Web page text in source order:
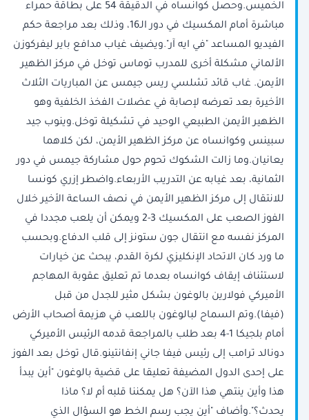
الخميس.وحصل كوانساه في الدقيقة 54 على بطاقة حمراء
مباشرة أمام المكسيك في دور الـ16، وذلك بعد مراجعة حكم
الفيديو المساعد "في ايه آر".ويضيف غياب مدافع باير ليفركوزن
الألماني مشكلة أخرى للمدرب توماس توخل في مركز الظهير
الأيمن. غاب قائد تشلسي ريس جيمس عن المباريات الثلاث
الأخيرة بعد تعرضه لإصابة في عضلات الفخذ الخلفية وهو
الظهير الأيمن الطبيعي الوحيد في تشكيلة توخل.وينوب جيد
سبينس وكوانساه عن مركز الظهير الأيمن، لكن كلاهما
يعانيان.وما زالت الشكوك تحوم حول مشاركة جيمس في دور
الثمانية، بعد غيابه عن التدريب الأربعاء.واضطر إزري كونسا
للانتقال إلى مركز الظهير الأيمن في نصف الساعة الأخير خلال
الفوز الصعب على المكسيك 3-2 ويمكن أن يلعب مجددا في
المركز نفسه مع انتقال جون ستونز إلى قلب الدفاع.وبحسب
ما ورد كان الاتحاد الإنكليزي لكرة القدم، يبحث عن خيارات
لاستئناف إيقاف كوانساه بعدما تم تعليق عقوبة المهاجم
الأميركي فولارين بالوغون بشكل مثير للجدل من قبل
(فيفا).وتم السماح لبالوغون باللعب في هزيمة أصحاب الأرض
أمام بلجيكا 1-4 بعد طلب بالمراجعة قدمه الرئيس الأميركي
دونالد ترامب إلى رئيس فيفا جاني إنفانتينو.قال توخل بعد الفوز
على إحدى الدول المضيفة تعليقا على قضية بالوغون "أين يبدأ
هذا وأين ينتهي هذا الآن؟ هل يمكننا قلبه أم لا؟ ماذا
يحدث؟".وأضاف "أين يجب رسم الخط هو السؤال الذي